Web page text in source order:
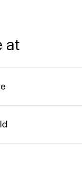
at